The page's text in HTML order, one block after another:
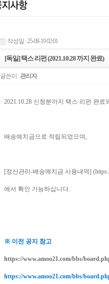
작성일 : 25-08-19 02:01
[독일] 택스 리펀 (2021.10.28 까지 완료)
글쓴이 : 관리자
2021.10.28 신청분까지 택스 리펀 완료
배송예치금으로 적립되었으며,
[정산관리-배송예치금 사용내역] (
에서 확인 가능하십니다.
※ 이전 공지 참고
https://www.amoo21.com/bbs/
https://www.amoo21.com/bbs/